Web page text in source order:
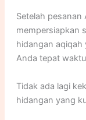
Setelah pesanan
mempersiapkan
hidangan aqiqah
Anda tepat
Tidak ada lagi
hidangan yang